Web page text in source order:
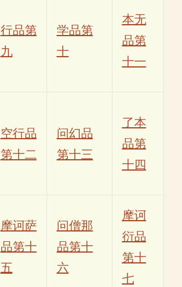
行品第
九
学品第
十
本无
品第
十一
空行品
第十二
问幻品
第十三
了本
品第
十四
摩诃萨
品第十
五
问僧那
品第十
六
摩诃
衍品
第十
七